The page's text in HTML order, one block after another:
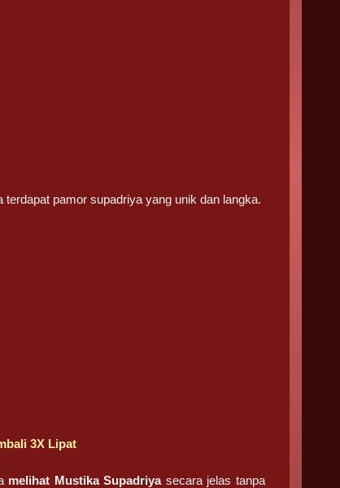
pamor supadriya yang unik dan langka.
3X Lipat
melihat Mustika Supadriya secara jelas tanpa